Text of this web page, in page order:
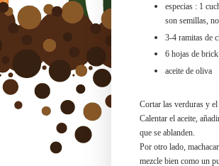
especias : 1
son semillas,
3-4 ramitas de
6 hojas de brick
aceite de oliva
Cortar las verduras y
Calentar el aceite,
que se ablanden.
Por otro lado,
mezcle bien como un